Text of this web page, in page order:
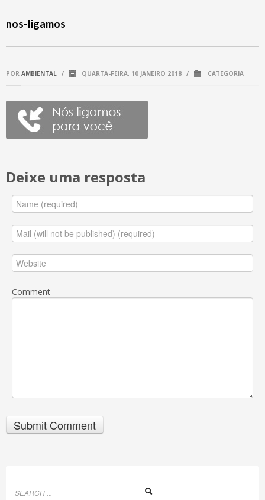
nos-ligamos
POR AMBIENTAL / QUARTA-FEIRA, 10 JANEIRO 2018 / CATEGORIA
Deixe uma resposta
Comment